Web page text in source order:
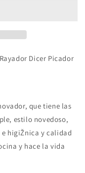
Dicer Picador
que tiene las
estilo novedoso,
higiŽnica y calidad
y hace la vida